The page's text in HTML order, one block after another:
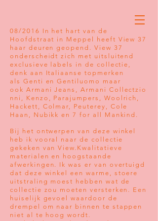
08/2016 In het hart van de
Hoofdstraat in Meppel heeft View 37
haar deuren geopend. View 37
onderscheidt zich met uitsluitend
exclusieve labels in de collectie,
denk aan Italiaanse topmerken
als Genti en Gentiluomo maar
ook Armani Jeans, Armani Collectzio
nni, Kenzo, Parajumpers, Woolrich,
Hackett, Colmar, Peuterey, Cole
Haan, Nubikk en 7 for all Mankind.
Bij het ontwerpen van deze winkel
heb ik vooral naar de collectie
gekeken van View.Kwalitatieve
materialen en hoogstaande
afwerkingen. Ik was er van overtuigd
dat deze winkel een warme, stoere
uitstraling moest hebben wat de
collectie zou moeten versterken. Een
huiselijk gevoel waardoor de
drempel om naar binnen te stappen
niet al te hoog wordt.